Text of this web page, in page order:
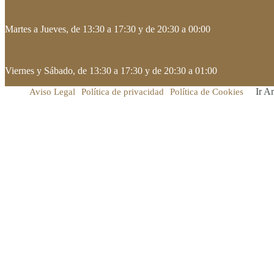
Martes a Jueves, de 13:30 a 17:30 y de 20:30 a 00:00
Viernes y Sábado, de 13:30 a 17:30 y de 20:30 a 01:00
Aviso Legal Política de privacidad Política de Cookies Ir